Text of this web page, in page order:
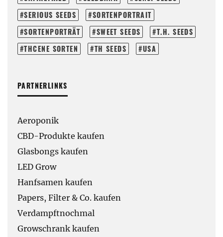
SERIOUS SEEDS
SORTENPORTRAIT
SORTENPORTRÄT
SWEET SEEDS
T.H. SEEDS
THCENE SORTEN
TH SEEDS USA
PARTNERLINKS
Aeroponik
CBD-Produkte kaufen
Glasbongs kaufen
LED Grow
Hanfsamen kaufen
Papers, Filter & Co. kaufen
Verdampftnochmal
Growschrank kaufen